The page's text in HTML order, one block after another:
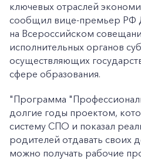
ключевых отраслей
сообщил вице-премьер РФ
на Всероссийском
исполнительных органов
осуществляющих
сфере образования.
"Программа
долгие годы проектом,
систему СПО и показал
родителей отдавать своих
можно получать рабочие